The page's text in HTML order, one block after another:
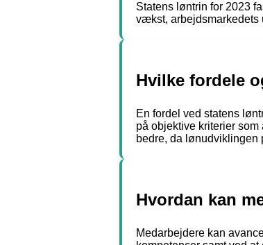
Statens løntrin for 2023
vækst, arbejdsmarkedets
Hvilke fordele
En fordel ved statens
på objektive kriterier
bedre, da lønudviklingen
Hvordan kan
Medarbejdere kan